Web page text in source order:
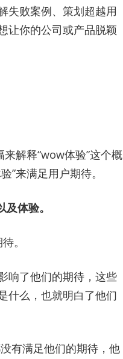
失败案例、策划超越用
让你的公司或产品脱颖
解释“wow体验”这个概
”来满足用户期待。
体验。
。
响了他们的期待，这些
什么，也就明白了他们
有满足他们的期待，他